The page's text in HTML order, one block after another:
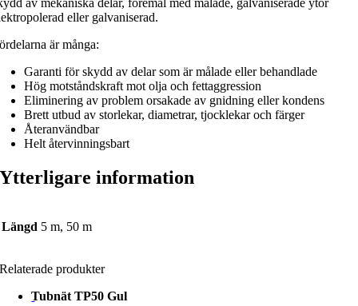
eller galvaniserad.
är många:
Garanti för skydd av delar som är målade eller behandlade
Hög motståndskraft mot olja och fettaggression
Eliminering av problem orsakade av gnidning eller kondens
Brett utbud av storlekar, diametrar, tjocklekar och färger
Återanvändbar
Helt återvinningsbart
Ytterligare information
Längd 5 m, 50 m
Relaterade produkter
Tubnät TP50 Gul